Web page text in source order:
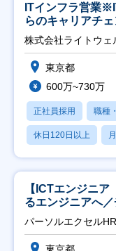
ITインフラ営業
らのキャリアチ
能】
株式会社ライトウェ
東京都
600万~730万
正社員採用 職種
休日120日以上
【ICTエンジニ
るエンジニアへ
パーソルエクセル
東京都